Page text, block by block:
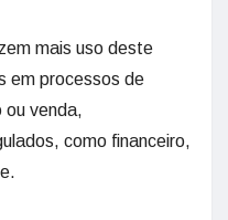
mais uso deste
em processos de
ou venda,
como financeiro,